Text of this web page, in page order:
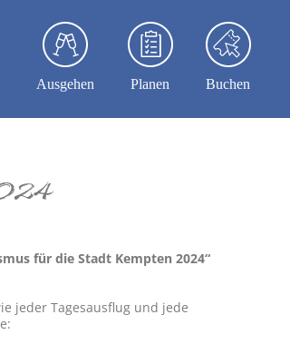
Ausgehen Planen Buchen
für die Stadt Kempten 2024“
jeder Tagesausflug und jede